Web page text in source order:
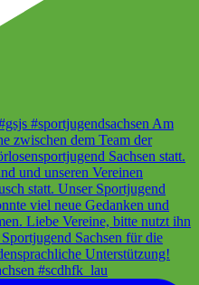
#scdhfk_lau